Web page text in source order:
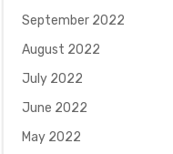
September 2022
August 2022
July 2022
June 2022
May 2022